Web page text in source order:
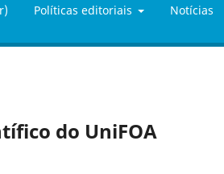
Políticas editoriais Notícias
do UniFOA